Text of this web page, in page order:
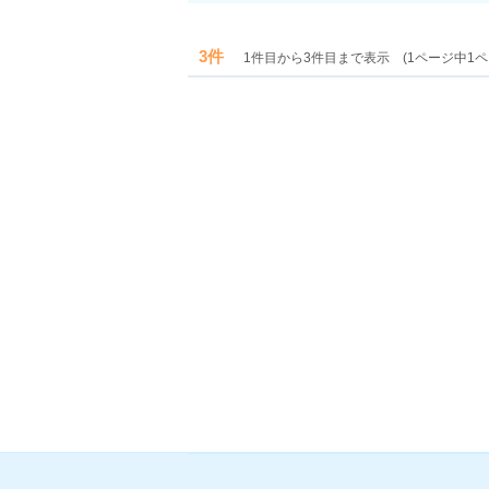
3件 1件目から3件目まで表示 (1ページ中1